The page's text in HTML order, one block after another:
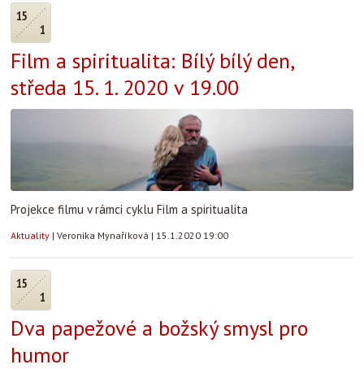
15
1
Film a spiritualita: Bílý bílý den,
středa 15. 1. 2020 v 19.00
Projekce filmu v rámci cyklu Film a spiritualita
Aktuality | Veronika Mynaříková | 15.1.2020 19:00
15
1
Dva papežové a božský smysl pro
humor